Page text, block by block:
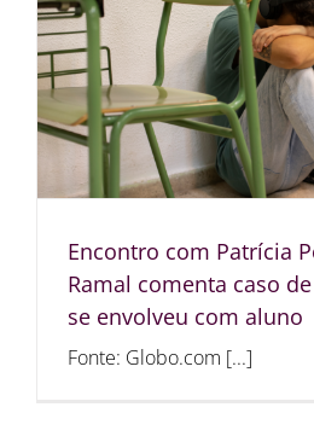
Encontro com Patrícia
Ramal comenta caso
se envolveu com aluno
Fonte: Globo.com [...]